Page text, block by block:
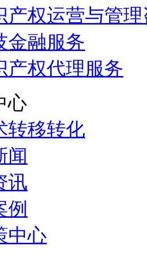
产权运营与管
金融服务
产权代理服务
心
转移转化
闻
讯
例
中心